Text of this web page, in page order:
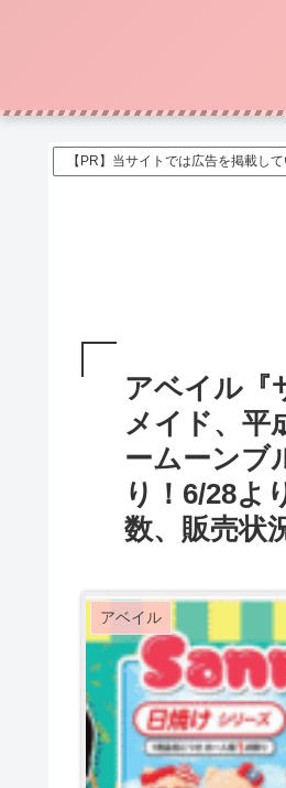
【PR】当サイトでは広告を掲載し
アベイル『
メイド、平
ームーンブ
り！6/28よ
数、販売状
アベイル